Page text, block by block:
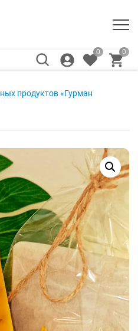
0 0
продуктов «Гурман